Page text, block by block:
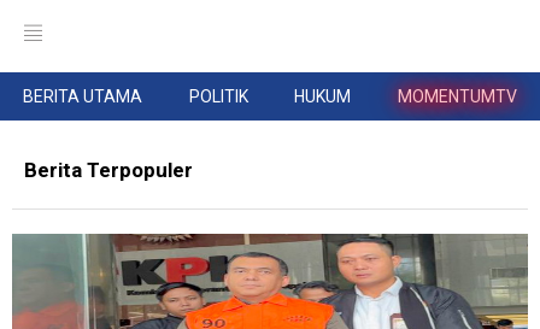
BERITA UTAMA POLITIK HUKUM MOMENTUMTV
Berita Terpopuler